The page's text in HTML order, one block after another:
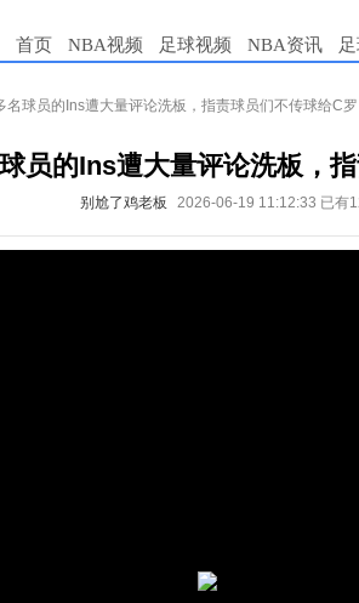
首页 NBA视频 足球视频 NBA资讯
名球员的Ins遭大量评论洗板，指责球员们不传球给C罗
员的Ins遭大量评论洗板，
别尬了鸡老板 2026-06-19 11:12:33 已有